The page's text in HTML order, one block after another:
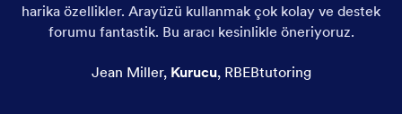
harika özellikler. Arayüzü kullanmak çok kolay ve destek
forumu fantastik. Bu aracı kesinlikle öneriyoruz.
Jean Miller, Kurucu, RBEBtutoring